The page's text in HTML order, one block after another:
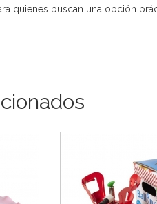
quienes buscan una opción